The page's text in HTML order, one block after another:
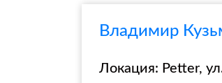
Владимир
Локация: Petter,